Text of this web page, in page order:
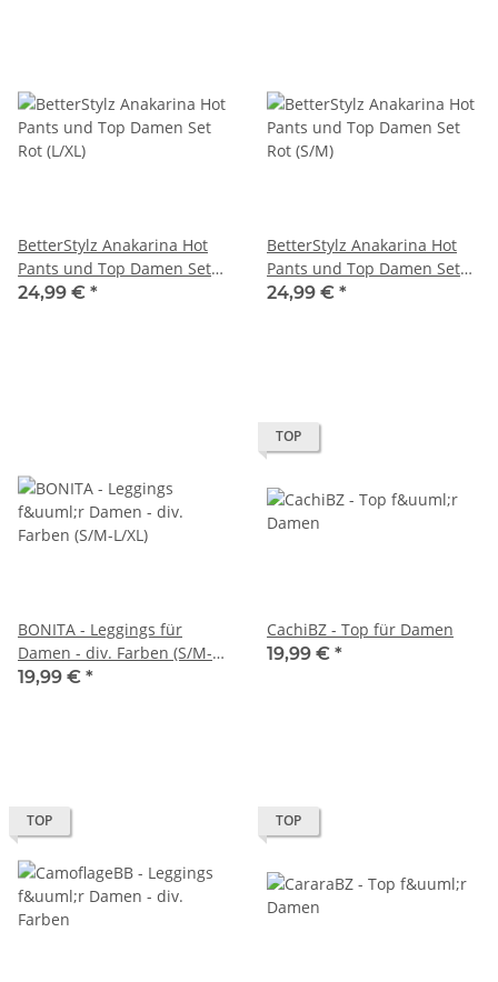
BetterStylz Anakarina Hot
Pants und Top Damen Set
Rot (L/XL)
24,99 € *
BetterStylz Anakarina Hot
Pants und Top Damen Set
Rot (S/M)
24,99 € *
BONITA - Leggings für
Damen - div. Farben (S/M-
L/XL)
19,99 € *
TOP
CachiBZ - Top für Damen
19,99 € *
TOP TOP